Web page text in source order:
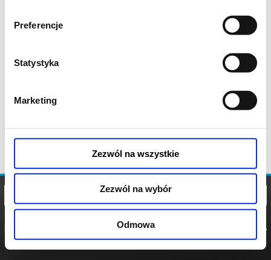
Preferencje
Statystyka
Marketing
Zezwól na wszystkie
Zezwól na wybór
Odmowa
POLITYKA
POLITYKA